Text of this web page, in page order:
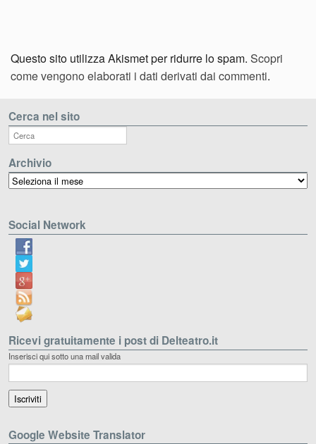
Questo sito utilizza Akismet per ridurre lo spam. Scopri
come vengono elaborati i dati derivati dai commenti.
Cerca nel sito
Archivio
Archivio
Social Network
Ricevi gratuitamente i post di Delteatro.it
Inserisci qui sotto una mail valida
Google Website Translator